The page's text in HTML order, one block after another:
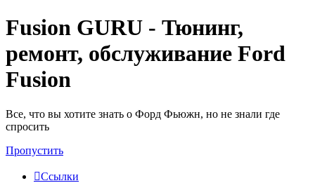
Fusion GURU - Тюнинг,
ремонт, обслуживание Ford
Fusion
Все, что вы хотите знать о Форд Фьюжн, но не знали где
спросить
Пропустить
Ссылки